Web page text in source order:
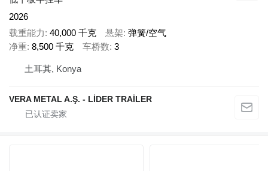
2026
载重能力 40,000 千克 悬架 弹簧/空气
净重 8,500 千克 车桥数 3
土耳其, Konya
VERA METAL A.Ş. - LİDER TRAİLER